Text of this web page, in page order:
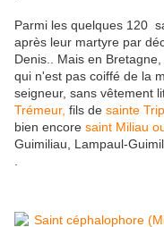
Parmi les quelques 120
après leur martyre par
Denis.. Mais en
qui n'est pas coiffé de la
seigneur, sans vêtement
Trémeur, fils de sainte
bien encore saint Miliau
Guimiliau, Lampaul-